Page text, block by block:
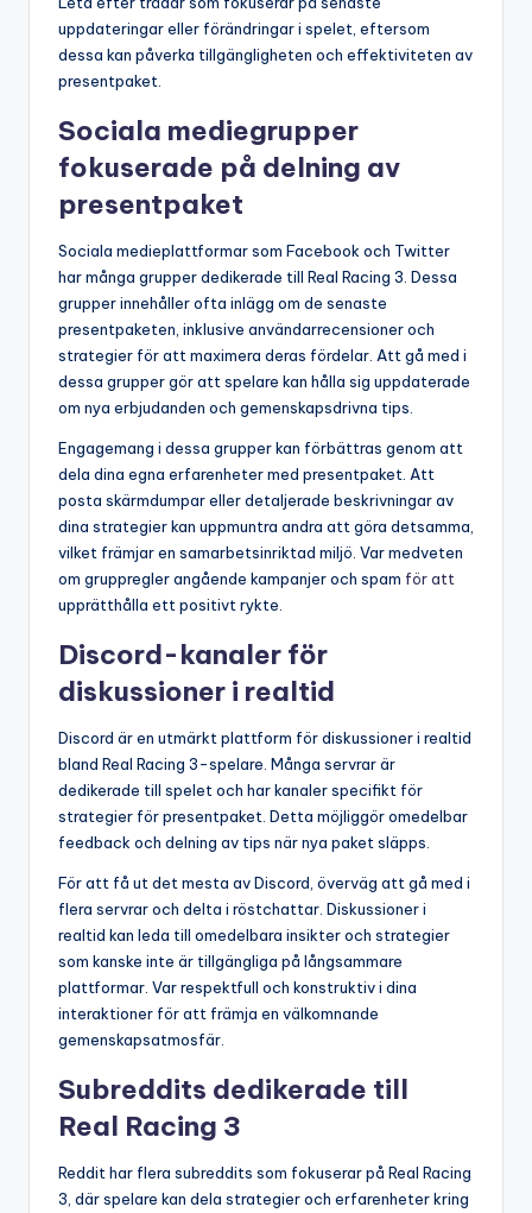
uppdateringar eller förändringar i spelet, eftersom
dessa kan påverka tillgängligheten och effektiviteten av
presentpaket.
Sociala mediegrupper
fokuserade på delning av
presentpaket
Sociala medieplattformar som Facebook och Twitter
har många grupper dedikerade till Real Racing 3. Dessa
grupper innehåller ofta inlägg om de senaste
presentpaketen, inklusive användarrecensioner och
strategier för att maximera deras fördelar. Att gå med i
dessa grupper gör att spelare kan hålla sig uppdaterade
om nya erbjudanden och gemenskapsdrivna tips.
Engagemang i dessa grupper kan förbättras genom att
dela dina egna erfarenheter med presentpaket. Att
posta skärmdumpar eller detaljerade beskrivningar av
dina strategier kan uppmuntra andra att göra detsamma,
vilket främjar en samarbetsinriktad miljö. Var medveten
om gruppregler angående kampanjer och spam för att
upprätthålla ett positivt rykte.
Discord-kanaler för
diskussioner i realtid
Discord är en utmärkt plattform för diskussioner i realtid
bland Real Racing 3-spelare. Många servrar är
dedikerade till spelet och har kanaler specifikt för
strategier för presentpaket. Detta möjliggör omedelbar
feedback och delning av tips när nya paket släpps.
För att få ut det mesta av Discord, överväg att gå med i
flera servrar och delta i röstchattar. Diskussioner i
realtid kan leda till omedelbara insikter och strategier
som kanske inte är tillgängliga på långsammare
plattformar. Var respektfull och konstruktiv i dina
interaktioner för att främja en välkomnande
gemenskapsatmosfär.
Subreddits dedikerade till
Real Racing 3
Reddit har flera subreddits som fokuserar på Real Racing
3, där spelare kan dela strategier och erfarenheter kring